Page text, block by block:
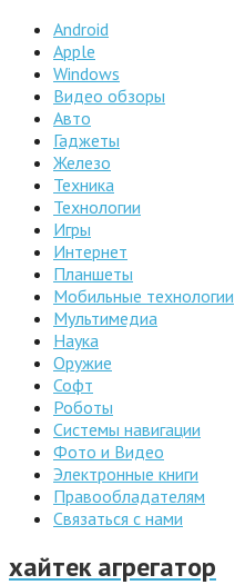
Android
Apple
Windows
Видео обзоры
Авто
Гаджеты
Железо
Техника
Технологии
Игры
Интернет
Планшеты
Мобильные технологии
Мультимедиа
Наука
Оружие
Софт
Роботы
Системы навигации
Фото и Видео
Электронные книги
Правообладателям
Связаться с нами
хайтек агрегатор